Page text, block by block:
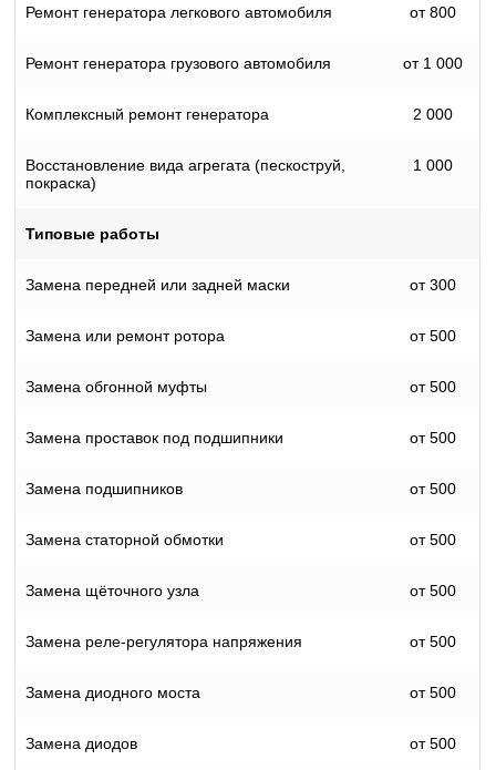
Ремонт генератора легкового автомобиля от 800
Ремонт генератора грузового автомобиля от 1 000
Комплексный ремонт генератора 2 000
Восстановление вида агрегата (пескоструй,
покраска)
1 000
Типовые работы
Замена передней или задней маски от 300
Замена или ремонт ротора от 500
Замена обгонной муфты от 500
Замена проставок под подшипники от 500
Замена подшипников от 500
Замена статорной обмотки от 500
Замена щёточного узла от 500
Замена реле-регулятора напряжения от 500
Замена диодного моста от 500
Замена диодов от 500